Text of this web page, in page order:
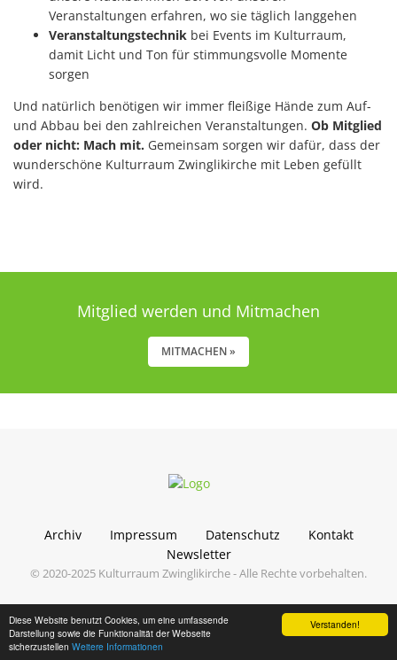
Verstanden!
Diese Website benutzt Cookies, um eine umfassende
Darstellung sowie die Funktionalität der Webseite
sicherzustellen Weitere Informationen
Veranstaltungen erfahren, wo sie täglich langgehen
Veranstaltungstechnik bei Events im Kulturraum,
damit Licht und Ton für stimmungsvolle Momente
sorgen
Und natürlich benötigen wir immer fleißige Hände zum Auf-
und Abbau bei den zahlreichen Veranstaltungen. Ob Mitglied
oder nicht: Mach mit. Gemeinsam sorgen wir dafür, dass der
wunderschöne Kulturraum Zwinglikirche mit Leben gefüllt
wird.
Mitglied werden und Mitmachen
MITMACHEN »
Archiv Impressum Datenschutz
Kontakt
Newsletter
© 2020-2025 Kulturraum Zwinglikirche - Alle Rechte vorbehalten.